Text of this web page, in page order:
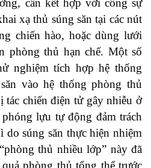
cần kết hợp với công sự
xạ thủ súng săn tại các nút
chiến hào, hoặc dùng lưới
phòng thủ hạn chế. Một số
nghiệm tích hợp hệ thống
vào hệ thống phòng thủ
chiến điện tử gây nhiễu ở
lựu tự động đảm trách
do súng săn thực hiện nhiệm
thủ nhiều lớp” này đã
phòng thủ tổng thể trước